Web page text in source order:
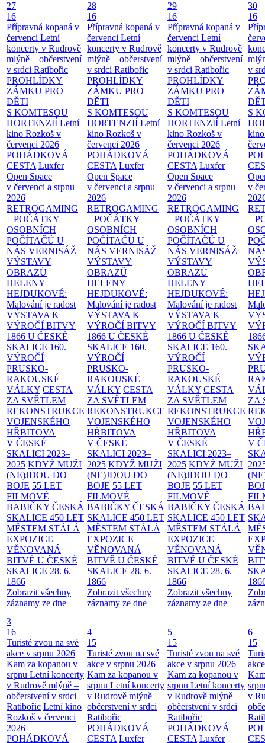
27
16
Přípravná kopaná v
červenci Letní
koncerty v Rudrově
mlýně – občerstvení
v srdci Ratibořic
PROHLÍDKY
ZÁMKU PRO
DĚTI
S KOMTESOU
HORTENZIÍ Letní
kino Rozkoš v
červenci 2026
POHÁDKOVÁ
CESTA Luxfer
Open Space
v červenci a srpnu
2026
RETROGAMING
– POČÁTKY
OSOBNÍCH
POČÍTAČŮ U
NÁS VERNISÁŽ
VÝSTAVY
OBRAZŮ
HELENY
HEJDUKOVÉ:
Malování je radost
VÝSTAVA K
VÝROČÍ BITVY
1866 U ČESKÉ
SKALICE 160.
VÝROČÍ
PRUSKO-
RAKOUSKÉ
VÁLKY CESTA
ZA SVĚTLEM
REKONSTRUKCE
VOJENSKÉHO
HŘBITOVA
V ČESKÉ
SKALICI 2023–
2025 KDYŽ MUŽI
(NE)JDOU DO
BOJE 55 LET
FILMOVÉ
BABIČKY ČESKÁ
SKALICE 450 LET
MĚSTEM STÁLÁ
EXPOZICE
VĚNOVANÁ
BITVĚ U ČESKÉ
SKALICE 28. 6.
1866
Zobrazit všechny
záznamy ze dne
28
16
Přípravná kopaná v
červenci Letní
koncerty v Rudrově
mlýně – občerstvení
v srdci Ratibořic
PROHLÍDKY
ZÁMKU PRO
DĚTI
S KOMTESOU
HORTENZIÍ Letní
kino Rozkoš v
červenci 2026
POHÁDKOVÁ
CESTA Luxfer
Open Space
v červenci a srpnu
2026
RETROGAMING
– POČÁTKY
OSOBNÍCH
POČÍTAČŮ U
NÁS VERNISÁŽ
VÝSTAVY
OBRAZŮ
HELENY
HEJDUKOVÉ:
Malování je radost
VÝSTAVA K
VÝROČÍ BITVY
1866 U ČESKÉ
SKALICE 160.
VÝROČÍ
PRUSKO-
RAKOUSKÉ
VÁLKY CESTA
ZA SVĚTLEM
REKONSTRUKCE
VOJENSKÉHO
HŘBITOVA
V ČESKÉ
SKALICI 2023–
2025 KDYŽ MUŽI
(NE)JDOU DO
BOJE 55 LET
FILMOVÉ
BABIČKY ČESKÁ
SKALICE 450 LET
MĚSTEM STÁLÁ
EXPOZICE
VĚNOVANÁ
BITVĚ U ČESKÉ
SKALICE 28. 6.
1866
Zobrazit všechny
záznamy ze dne
29
16
Přípravná kopaná v
červenci Letní
koncerty v Rudrově
mlýně – občerstvení
v srdci Ratibořic
PROHLÍDKY
ZÁMKU PRO
DĚTI
S KOMTESOU
HORTENZIÍ Letní
kino Rozkoš v
červenci 2026
POHÁDKOVÁ
CESTA Luxfer
Open Space
v červenci a srpnu
2026
RETROGAMING
– POČÁTKY
OSOBNÍCH
POČÍTAČŮ U
NÁS VERNISÁŽ
VÝSTAVY
OBRAZŮ
HELENY
HEJDUKOVÉ:
Malování je radost
VÝSTAVA K
VÝROČÍ BITVY
1866 U ČESKÉ
SKALICE 160.
VÝROČÍ
PRUSKO-
RAKOUSKÉ
VÁLKY CESTA
ZA SVĚTLEM
REKONSTRUKCE
VOJENSKÉHO
HŘBITOVA
V ČESKÉ
SKALICI 2023–
2025 KDYŽ MUŽI
(NE)JDOU DO
BOJE 55 LET
FILMOVÉ
BABIČKY ČESKÁ
SKALICE 450 LET
MĚSTEM STÁLÁ
EXPOZICE
VĚNOVANÁ
BITVĚ U ČESKÉ
SKALICE 28. 6.
1866
Zobrazit všechny
záznamy ze dne
30
16
v
S
v
–
ZA
V
3
16
Turisté zvou na své
akce v srpnu 2026
Kam za kopanou v
srpnu Letní koncerty
v Rudrově mlýně –
občerstvení v srdci
Ratibořic Letní kino
Rozkoš v červenci
2026
POHÁDKOVÁ
4
15
Turisté zvou na své
akce v srpnu 2026
Kam za kopanou v
srpnu Letní koncerty
v Rudrově mlýně –
občerstvení v srdci
Ratibořic
POHÁDKOVÁ
CESTA Luxfer
5
15
Turisté zvou na své
akce v srpnu 2026
Kam za kopanou v
srpnu Letní koncerty
v Rudrově mlýně –
občerstvení v srdci
Ratibořic
POHÁDKOVÁ
CESTA Luxfer
6
15
v